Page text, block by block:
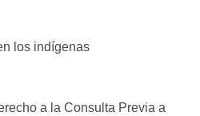
los indígenas
a la Consulta Previa a